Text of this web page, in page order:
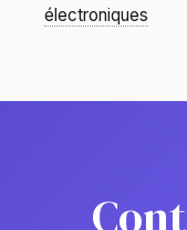
électroniques